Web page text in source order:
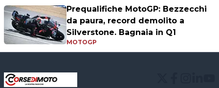
Prequalifiche MotoGP: Bezzecchi
da paura, record demolito a
Silverstone. Bagnaia in Q1
MOTOGP